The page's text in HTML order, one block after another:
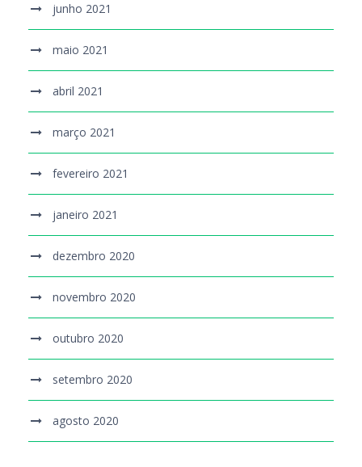
junho 2021
maio 2021
abril 2021
março 2021
fevereiro 2021
janeiro 2021
dezembro 2020
novembro 2020
outubro 2020
setembro 2020
agosto 2020